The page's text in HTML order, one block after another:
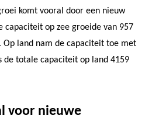
komt vooral door een nieuw
capaciteit op zee groeide van 957
land nam de capaciteit toe met
de totale capaciteit op land 4159
voor nieuwe